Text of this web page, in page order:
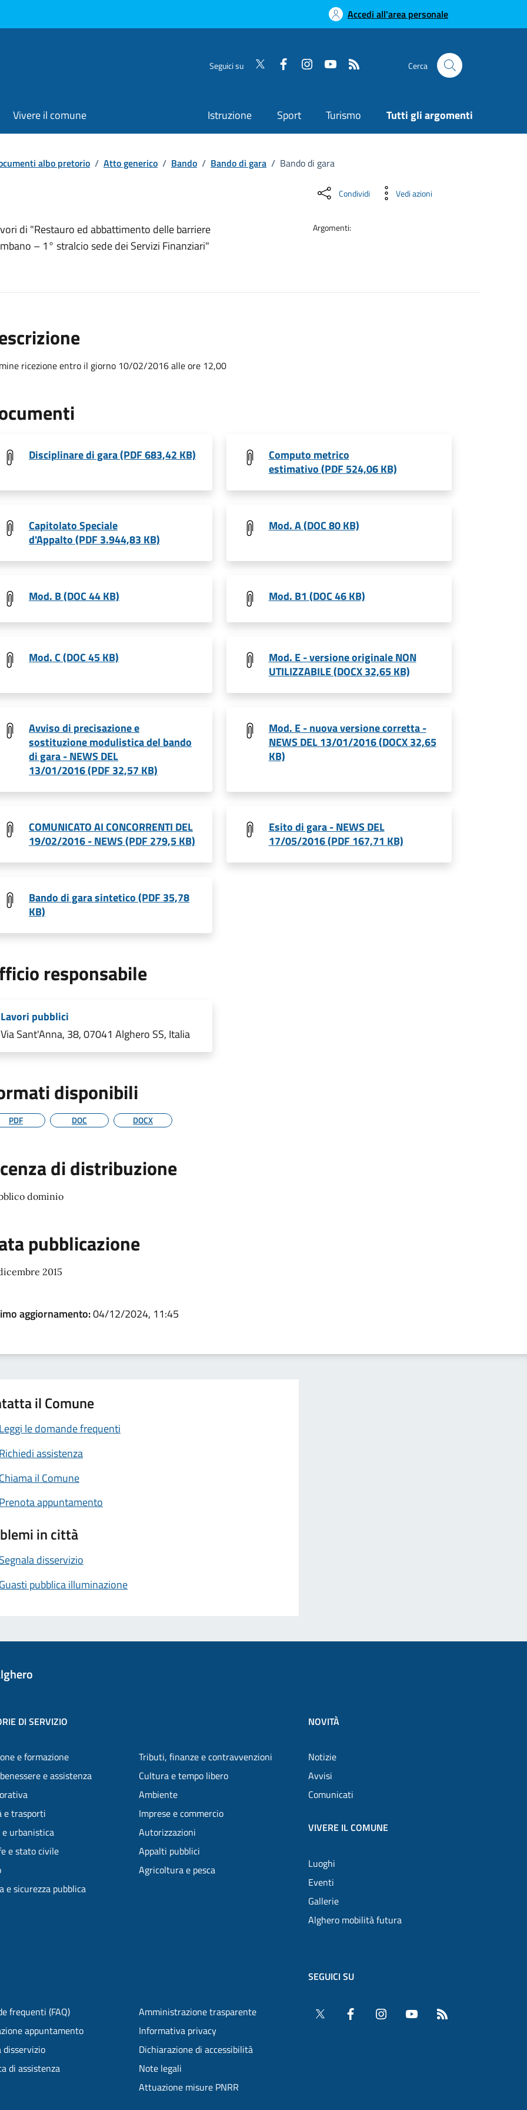
Accedi all'area personale
Seguici su Cerca
Vivere il comune Istruzione Sport Turismo Tutti gli argomenti
albo pretorio / Atto generico / Bando / Bando di gara / Bando di gara
di "Restauro ed abbattimento delle barriere
– 1° stralcio sede dei Servizi Finanziari"
Condividi Vedi azioni
Argomenti:
ricezione entro il giorno 10/02/2016 alle ore 12,00
Disciplinare di gara (PDF 683,42 KB)
Computo metrico
estimativo (PDF 524,06 KB)
Capitolato Speciale
d'Appalto (PDF 3.944,83 KB)
Mod. A (DOC 80 KB)
Mod. B (DOC 44 KB) Mod. B1 (DOC 46 KB)
Mod. C (DOC 45 KB)
Mod. E - versione originale NON
UTILIZZABILE (DOCX 32,65 KB)
Avviso di precisazione e
sostituzione modulistica del bando
di gara - NEWS DEL
13/01/2016 (PDF 32,57 KB)
Mod. E - nuova versione corretta -
NEWS DEL 13/01/2016 (DOCX 32,65
KB)
COMUNICATO AI CONCORRENTI DEL
19/02/2016 - NEWS (PDF 279,5 KB)
Esito di gara - NEWS DEL
17/05/2016 (PDF 167,71 KB)
Bando di gara sintetico (PDF 35,78
KB)
responsabile
Lavori pubblici
Via Sant'Anna, 38, 07041 Alghero SS, Italia
disponibili
PDF DOC DOCX
di distribuzione
dominio
pubblicazione
2015
aggiornamento:04/12/2024, 11:45
il Comune
le domande frequenti
assistenza
il Comune
appuntamento
in città
disservizio
pubblica illuminazione
DI SERVIZIO
e formazione
e assistenza
e trasporti
urbanistica
e stato civile
e sicurezza pubblica
Tributi, finanze e contravvenzioni
Cultura e tempo libero
Ambiente
Imprese e commercio
Autorizzazioni
Appalti pubblici
Agricoltura e pesca
NOVITÀ
Notizie
Avvisi
Comunicati
VIVERE IL COMUNE
Luoghi
Eventi
Gallerie
Alghero mobilità futura
frequenti (FAQ)
appuntamento
disservizio
di assistenza
Amministrazione trasparente
Informativa privacy
Dichiarazione di accessibilità
Note legali
Attuazione misure PNRR
SEGUICI SU
Twitter Facebook InstagramYouTube